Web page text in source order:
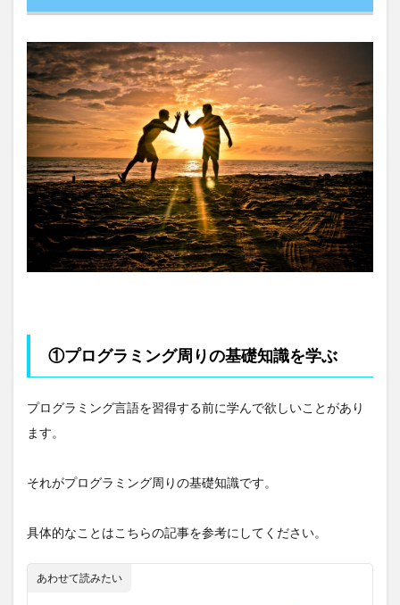
①プログラミング周りの基礎知識を学ぶ
プログラミング言語を習得する前に学んで欲しいことがあり
ます。
それがプログラミング周りの基礎知識です。
具体的なことはこちらの記事を参考にしてください。
あわせて読みたい